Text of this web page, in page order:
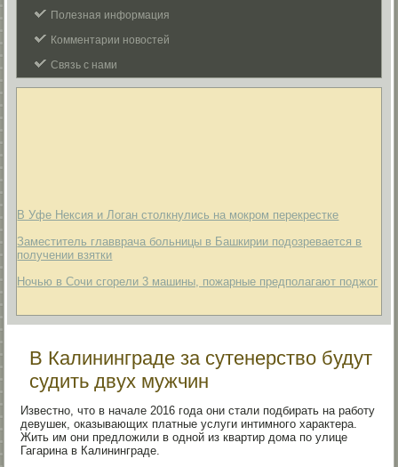
Полезная информация
Комментарии новостей
Связь с нами
В Уфе Нексия и Логан столкнулись на мокром перекрестке
Заместитель главврача больницы в Башкирии подозревается в
получении взятки
Ночью в Сочи сгорели 3 машины, пожарные предполагают поджог
В Калининграде за сутенерство будут
судить двух мужчин
Известно, что в начале 2016 года они стали подбирать на работу
девушек, оказывающих платные услуги интимного характера.
Жить им они предложили в одной из квартир дома по улице
Гагарина в Калининграде.